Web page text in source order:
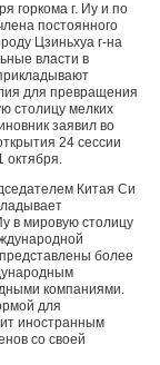
горкома г. Иу и по
постоянного
Цзиньхуа г-на
власти в
для превращения
столицу мелких
заявил во
24 сессии
октября.
Китая Си
в мировую столицу
более
компаниями.
для
иностранным
со своей